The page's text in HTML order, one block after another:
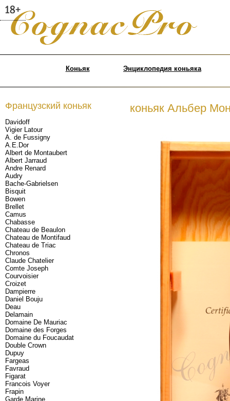
Коньяк Энциклопедия коньяка
Французский коньяк
Davidoff
Vigier Latour
A. de Fussigny
A.E.Dor
Albert de Montaubert
Albert Jarraud
Andre Renard
Audry
Bache-Gabrielsen
Bisquit
Bowen
Brellet
Camus
Chabasse
Chateau de Beaulon
Chateau de Montifaud
Chateau de Triac
Chronos
Claude Chatelier
Comte Joseph
Courvoisier
Croizet
Dampierre
Daniel Bouju
Deau
Delamain
Domaine De Mauriac
Domaine des Forges
Domaine du Foucaudat
Double Crown
Dupuy
Fargeas
Favraud
Figarat
Francois Voyer
Frapin
Garde Marine
коньяк Альбер